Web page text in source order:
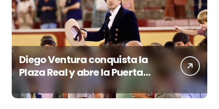
Diego Ventura conquista la
Plaza Real y abre la Puerta
Grande en El Puerto